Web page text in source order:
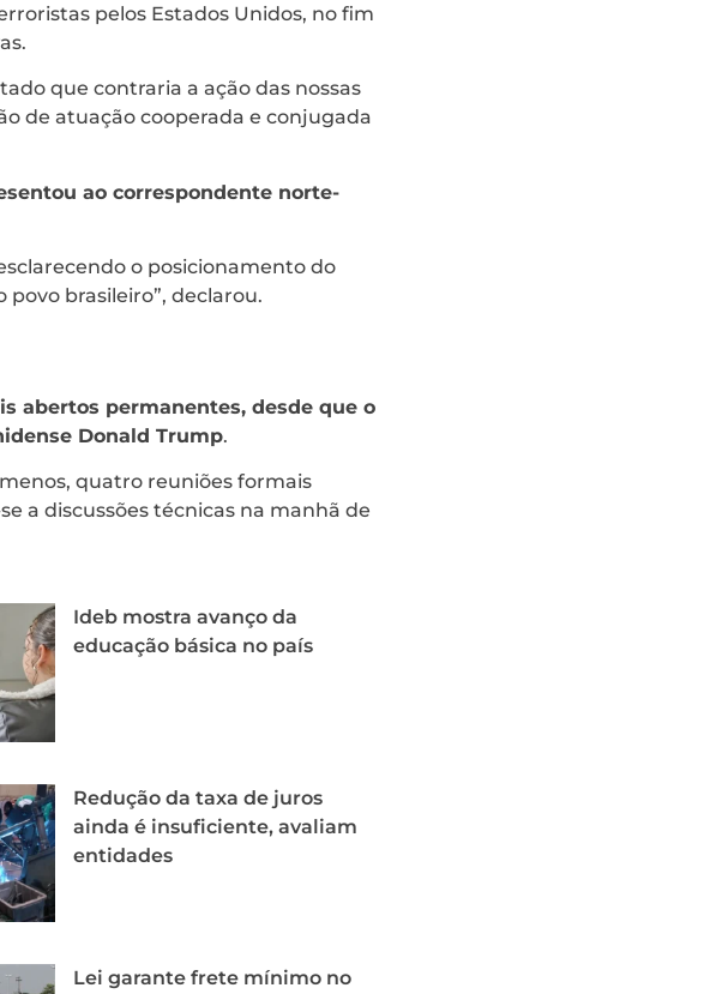
pelos Estados Unidos, no fim
que contraria a ação das nossas
de atuação cooperada e conjugada
ao correspondente norte-
o posicionamento do
povo brasileiro”, declarou.
abertos permanentes, desde que o
Donald Trump.
quatro reuniões formais
a discussões técnicas na manhã de
Ideb mostra avanço da
educação básica no país
Redução da taxa de juros
ainda é insuficiente, avaliam
entidades
Lei garante frete mínimo no